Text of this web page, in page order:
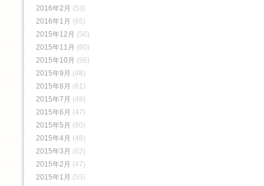
2016年2月 (53)
2016年1月 (65)
2015年12月 (50)
2015年11月 (60)
2015年10月 (56)
2015年9月 (48)
2015年8月 (61)
2015年7月 (48)
2015年6月 (47)
2015年5月 (60)
2015年4月 (48)
2015年3月 (62)
2015年2月 (47)
2015年1月 (55)